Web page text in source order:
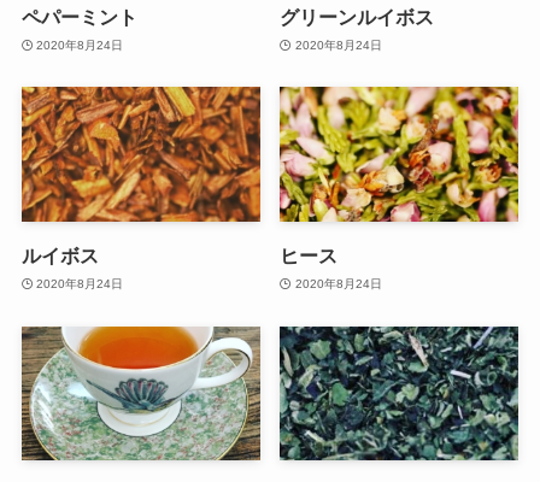
ペパーミント
2020年8月24日
グリーンルイボス
2020年8月24日
ルイボス
2020年8月24日
ヒース
2020年8月24日